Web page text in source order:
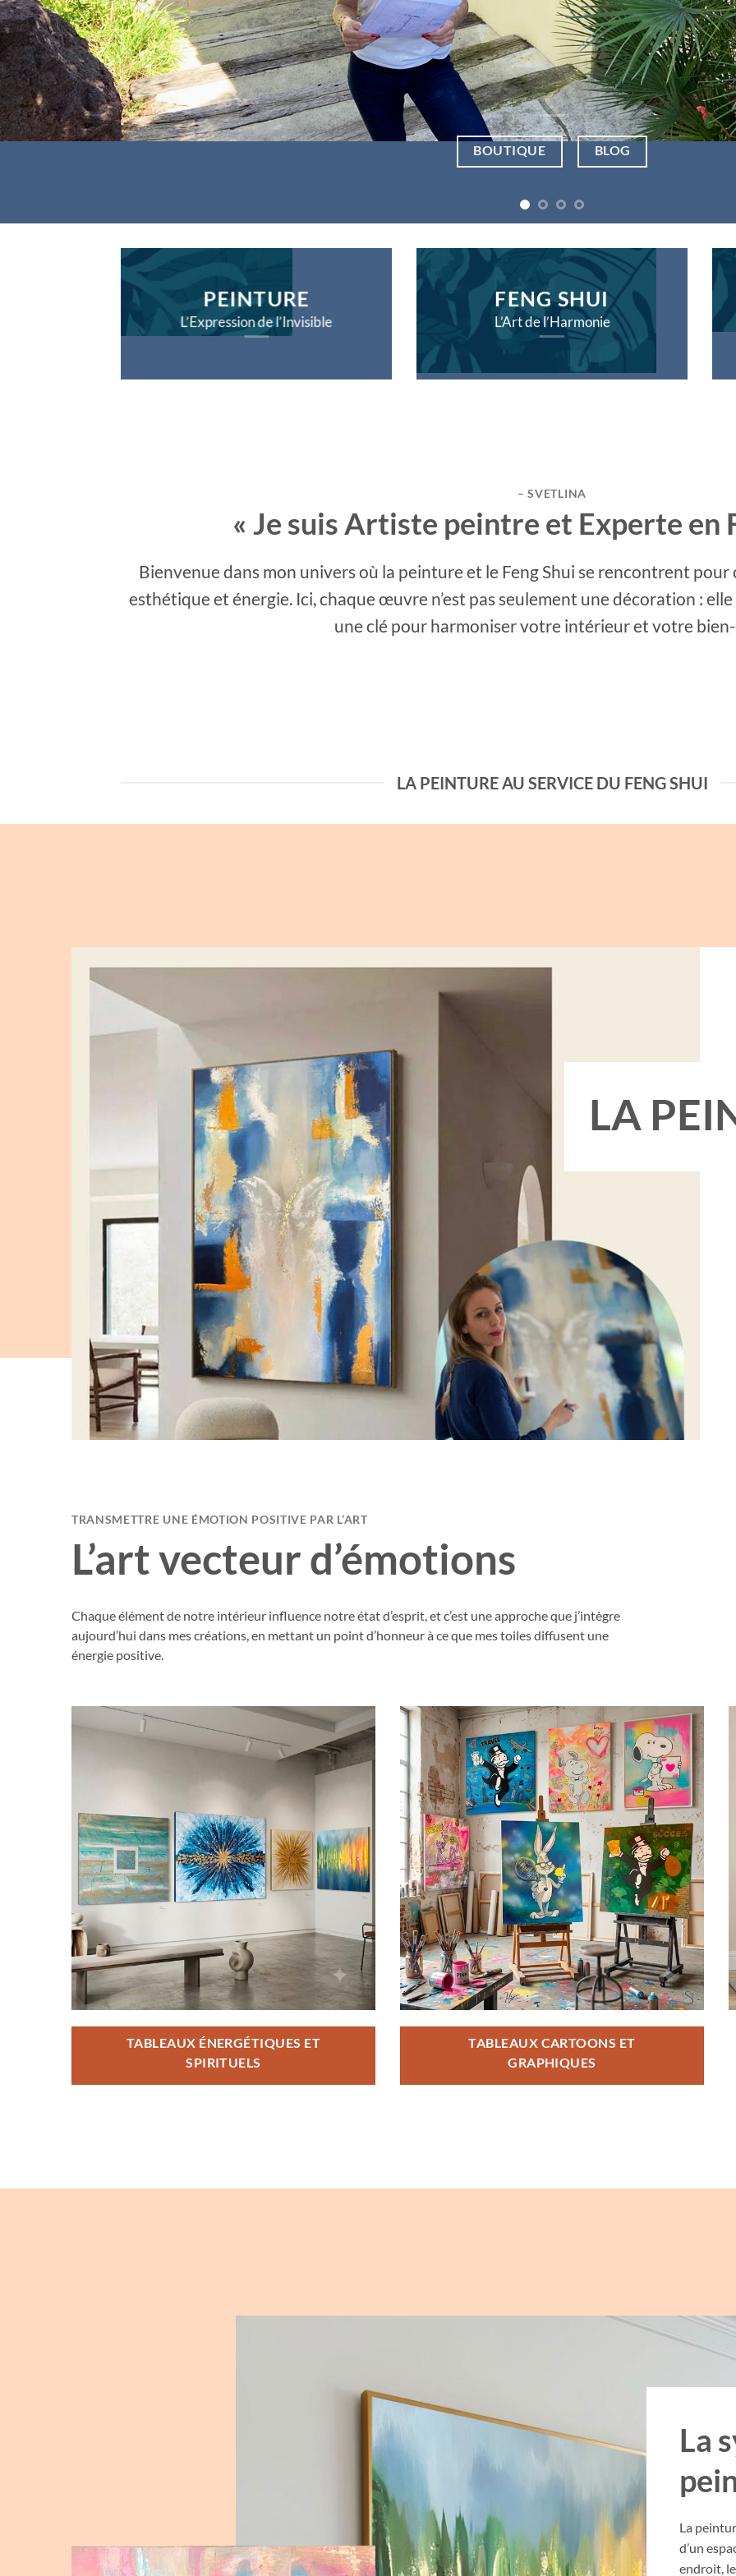
BOUTIQUE BLOG
PEINTURE
L’Expression de l’Invisible
FENG SHUI
L’Art de l’Harmonie
– SVETLINA
« Je suis Artiste peintre et Experte en
Bienvenue dans mon univers où la peinture et le Feng Shui se rencontrent
esthétique et énergie. Ici, chaque œuvre n’est pas seulement une décoration :
une clé pour harmoniser votre intérieur et votre
LA PEINTURE AU SERVICE DU FENG SHUI
LA
TRANSMETTRE UNE ÉMOTION POSITIVE PAR L’ART
L’art vecteur d’émotions
Chaque élément de notre intérieur influence notre état d’esprit, et c’est une approche que j’intègre
aujourd’hui dans mes créations, en mettant un point d’honneur à ce que mes toiles diffusent une
énergie positive.
TABLEAUX ÉNERGÉTIQUES ET
SPIRITUELS
TABLEAUX CARTOONS ET
GRAPHIQUES
La
La
d’un
endroit,